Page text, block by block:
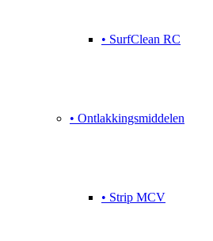
• SurfClean RC
• Ontlakkingsmiddelen
• Strip MCV